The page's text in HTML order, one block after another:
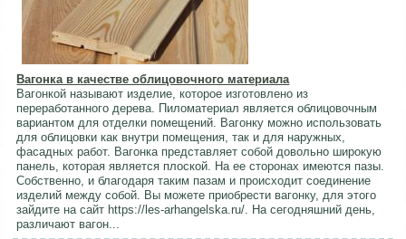
Вагонка в качестве облицовочного материала
Вагонкой называют изделие, которое изготовлено из
переработанного дерева. Пиломатериал является облицовочным
вариантом для отделки помещений. Вагонку можно использовать
для облицовки как внутри помещения, так и для наружных,
фасадных работ. Вагонка представляет собой довольно широкую
панель, которая является плоской. На ее сторонах имеются пазы.
Собственно, и благодаря таким пазам и происходит соединение
изделий между собой. Вы можете приобрести вагонку, для этого
зайдите на сайт https://les-arhangelska.ru/. На сегодняшний день,
различают вагон...